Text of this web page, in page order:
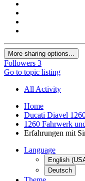
More sharing options...
Followers 3
Go to topic listing
All Activity
Home
Ducati Diavel
1260 Fahrwerk
Erfahrungen mit
Language
English
Deutsch